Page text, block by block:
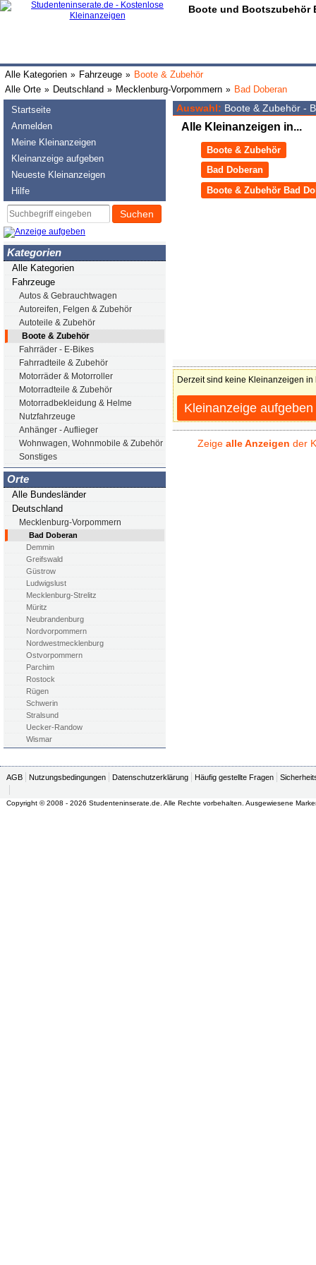
Boote und Bootszubehör
Alle Kategorien » Fahrzeuge » Boote & Zubehör
Alle Orte » Deutschland » Mecklenburg-Vorpommern » Bad Doberan
Startseite
Anmelden
Meine Kleinanzeigen
Kleinanzeige aufgeben
Neueste Kleinanzeigen
Hilfe
Suchen
Kategorien
Alle Kategorien
Fahrzeuge
Autos & Gebrauchtwagen
Autoreifen, Felgen & Zubehör
Autoteile & Zubehör
Boote & Zubehör
Fahrräder - E-Bikes
Fahrradteile & Zubehör
Motorräder & Motorroller
Motorradteile & Zubehör
Motorradbekleidung & Helme
Nutzfahrzeuge
Anhänger - Auflieger
Wohnwagen, Wohnmobile & Zubehör
Sonstiges
Orte
Alle Bundesländer
Deutschland
Mecklenburg-Vorpommern
Bad Doberan
Demmin
Greifswald
Güstrow
Ludwigslust
Mecklenburg-Strelitz
Müritz
Neubrandenburg
Nordvorpommern
Nordwestmecklenburg
Ostvorpommern
Parchim
Rostock
Rügen
Schwerin
Stralsund
Uecker-Randow
Wismar
Auswahl: Boote & Zubehör -
Alle Kleinanzeigen in...
Boote & Zubehör
Bad Doberan
Boote & Zubehör Bad
Derzeit sind keine Kleinanzeigen in
Kleinanzeige
Zeige alle Anzeigen der
AGB Nutzungsbedingungen Datenschutzerklärung Häufig gestellte Fragen
Copyright © 2008 - 2026 Studenteninserate.de. Alle Rechte vorbehalten. Ausgewiesene